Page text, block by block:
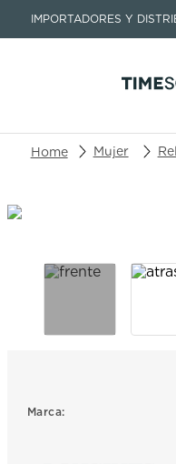
IMPORTADORES Y
Buscar un producto o
Mujer
Marca: